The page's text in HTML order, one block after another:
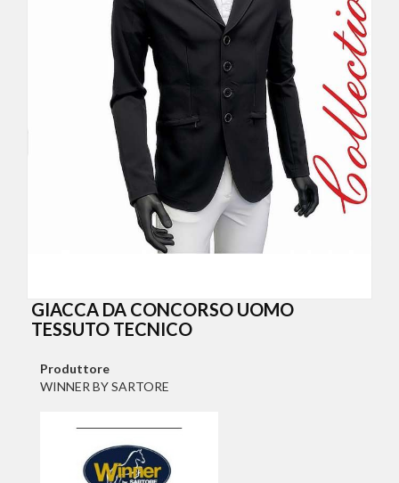
GIACCA DA CONCORSO UOMO
TESSUTO TECNICO
Produttore
WINNER BY SARTORE